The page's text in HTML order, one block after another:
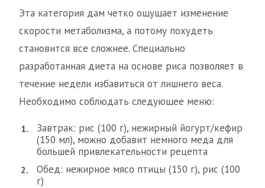
Эта категория дам четко ощущает изменение
скорости метаболизма, а потому похудеть
становится все сложнее. Специально
разработанная диета на основе риса позволяет в
течение недели избавиться от лишнего веса.
Необходимо соблюдать следующее меню:
Завтрак: рис (100 г), нежирный йогурт/кефир
(150 мл), можно добавит немного меда для
большей привлекательности рецепта
Обед: нежирное мясо птицы (150 г), рис (100
г)